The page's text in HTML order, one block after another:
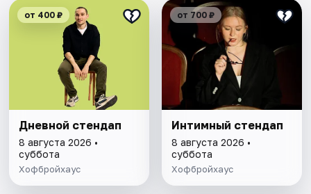
от 400 ₽
Дневной стендап
8 августа 2026 •
суббота
Хофбройхаус
от 700 ₽
Интимный стендап
8 августа 2026 •
суббота
Хофбройхаус